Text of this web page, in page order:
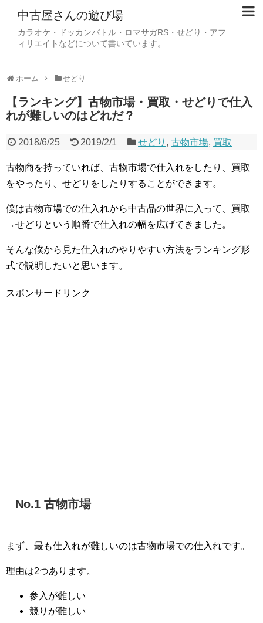
中古屋さんの遊び場
カラオケ・ドッカンバトル・ロマサガRS・せどり・アフ
ィリエイトなどについて書いています。
ホーム せどり
【ランキング】古物市場・買取・せどりで仕入
れが難しいのはどれだ？
2018/6/25 2019/2/1 せどり ,古物市場, 買取
古物商を持っていれば、古物市場で仕入れをしたり、買取
をやったり、せどりをしたりすることができます。
僕は古物市場での仕入れから中古品の世界に入って、買取
→せどりという順番で仕入れの幅を広げてきました。
そんな僕から見た仕入れのやりやすい方法をランキング形
式で説明したいと思います。
スポンサードリンク
No.1 古物市場
まず、最も仕入れが難しいのは古物市場での仕入れです。
理由は2つあります。
参入が難しい
競りが難しい